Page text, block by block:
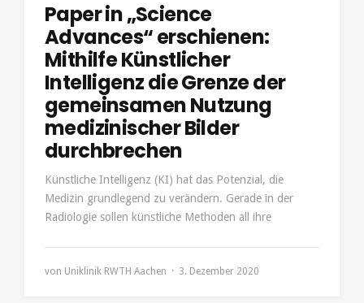
Paper in „Science
Advances“ erschienen:
Mithilfe Künstlicher
Intelligenz die Grenze der
gemeinsamen Nutzung
medizinischer Bilder
durchbrechen
Künstliche Intelligenz (KI) hat das Potenzial, die
Medizin grundlegend zu verändern. Gerade in der
Radiologie sollen künstliche Methoden all ihre
von Uniklinik RWTH Aachen 3. Dezember 2020